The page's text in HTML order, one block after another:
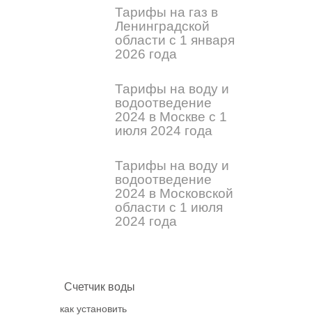
Тарифы на газ в
Ленинградской
области с 1 января
2026 года
Тарифы на воду и
водоотведение
2024 в Москве с 1
июля 2024 года
Тарифы на воду и
водоотведение
2024 в Московской
области с 1 июля
2024 года
Счетчик воды
как установить